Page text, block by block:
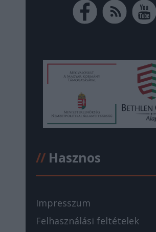
//Hasznos
Impresszum
Felhasználási feltételek